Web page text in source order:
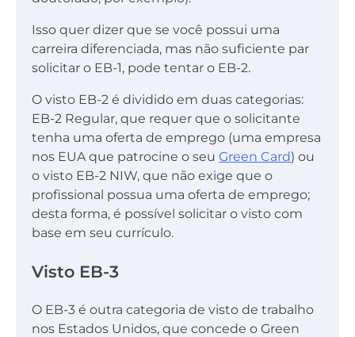
Isso quer dizer que se você possui uma
carreira diferenciada, mas não suficiente par
solicitar o EB-1, pode tentar o EB-2.
O visto EB-2 é dividido em duas categorias:
EB-2 Regular, que requer que o solicitante
tenha uma oferta de emprego (uma empresa
nos EUA que patrocine o seu Green Card) ou
o visto EB-2 NIW, que não exige que o
profissional possua uma oferta de emprego;
desta forma, é possível solicitar o visto com
base em seu currículo.
Visto EB-3
O EB-3 é outra categoria de visto de trabalho
nos Estados Unidos, que concede o Green